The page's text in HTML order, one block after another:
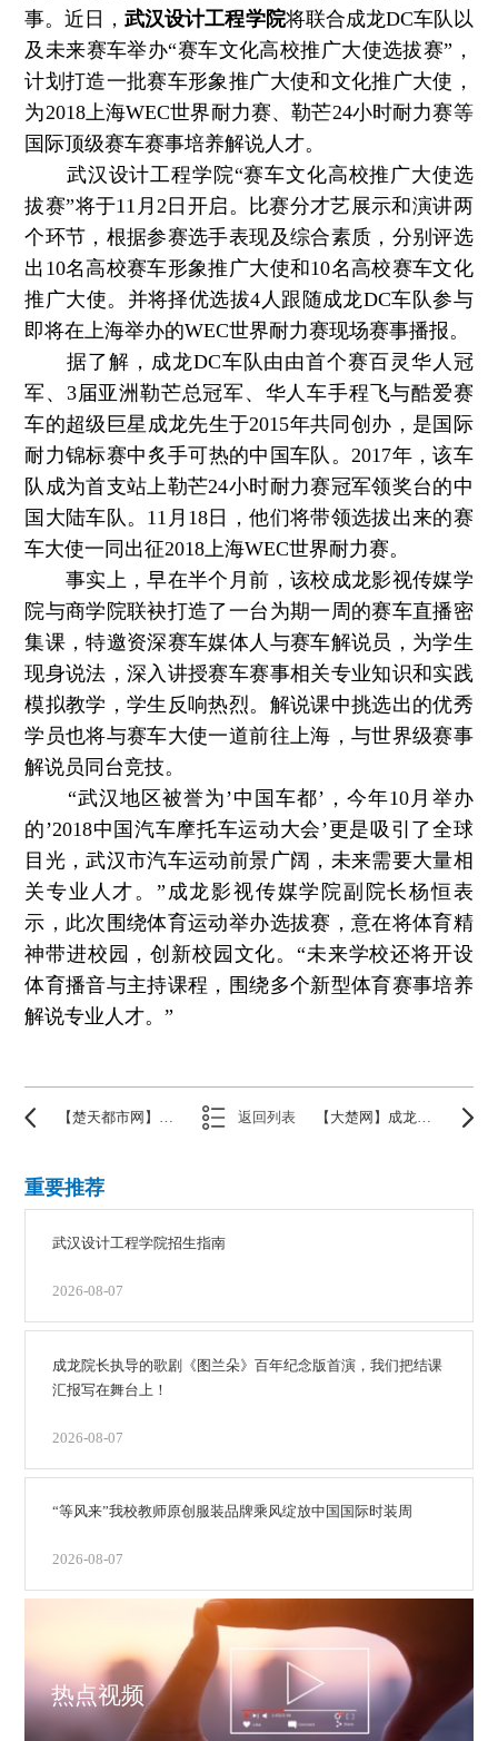
事。近日，武汉设计工程学院将联合成龙DC车队以
及未来赛车举办“赛车文化高校推广大使选拔赛”，
计划打造一批赛车形象推广大使和文化推广大使，
为2018上海WEC世界耐力赛、勒芒24小时耐力赛等
国际顶级赛车赛事培养解说人才。
武汉设计工程学院“赛车文化高校推广大使选
拔赛”将于11月2日开启。比赛分才艺展示和演讲两
个环节，根据参赛选手表现及综合素质，分别评选
出10名高校赛车形象推广大使和10名高校赛车文化
推广大使。并将择优选拔4人跟随成龙DC车队参与
即将在上海举办的WEC世界耐力赛现场赛事播报。
据了解，成龙DC车队由由首个赛百灵华人冠
军、3届亚洲勒芒总冠军、华人车手程飞与酷爱赛
车的超级巨星成龙先生于2015年共同创办，是国际
耐力锦标赛中炙手可热的中国车队。2017年，该车
队成为首支站上勒芒24小时耐力赛冠军领奖台的中
国大陆车队。11月18日，他们将带领选拔出来的赛
车大使一同出征2018上海WEC世界耐力赛。
事实上，早在半个月前，该校成龙影视传媒学
院与商学院联袂打造了一台为期一周的赛车直播密
集课，特邀资深赛车媒体人与赛车解说员，为学生
现身说法，深入讲授赛车赛事相关专业知识和实践
模拟教学，学生反响热烈。解说课中挑选出的优秀
学员也将与赛车大使一道前往上海，与世界级赛事
解说员同台竞技。
“武汉地区被誉为’中国车都’，今年10月举办
的’2018中国汽车摩托车运动大会’更是吸引了全球
目光，武汉市汽车运动前景广阔，未来需要大量相
关专业人才。”成龙影视传媒学院副院长杨恒表
示，此次围绕体育运动举办选拔赛，意在将体育精
神带进校园，创新校园文化。“未来学校还将开设
体育播音与主持课程，围绕多个新型体育赛事培养
解说专业人才。”
返回列表
重要推荐
武汉设计工程学院招生指南
2026-08-07
成龙院长执导的歌剧《图兰朵》百年纪念版首演，我们把结课
汇报写在舞台上！
2026-08-07
“等风来”我校教师原创服装品牌乘风绽放中国国际时装周
2026-08-07
热点视频